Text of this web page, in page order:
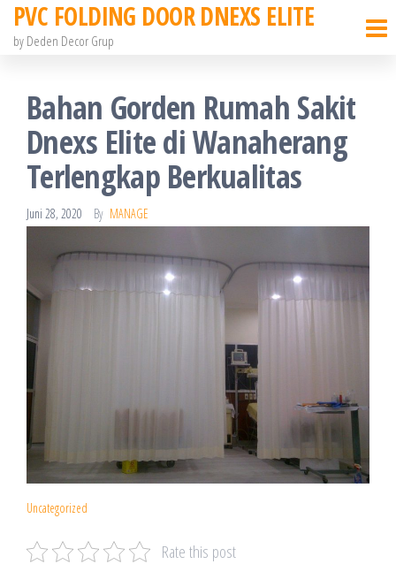
Skip
content
PVC FOLDING DOOR DNEXS ELITE
by Deden Decor Grup
Bahan Gorden Rumah Sakit
Dnexs Elite di Wanaherang
Terlengkap Berkualitas
Juni 28, 2020 By MANAGE
Uncategorized
Rate this post